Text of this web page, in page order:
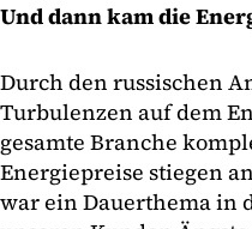
Und dann kam die
Durch den russischen
Turbulenzen auf dem
gesamte Branche
Energiepreise stiegen
war ein Dauerthema in